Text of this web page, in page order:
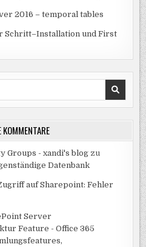
2016 – temporal tables
Schritt–Installation und First
KOMMENTARE
Groups - xandi's blog zu
Datenbank
auf Sharepoint: Fehler
Server
Feature - Office 365